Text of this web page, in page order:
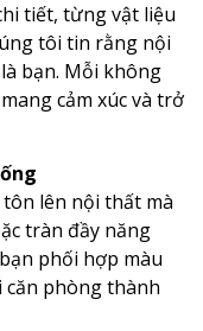
tiết, từng vật liệu
tôi tin rằng nội
bạn. Mỗi không
cảm xúc và trở
lên nội thất mà
tràn đầy năng
phối hợp màu
căn phòng thành